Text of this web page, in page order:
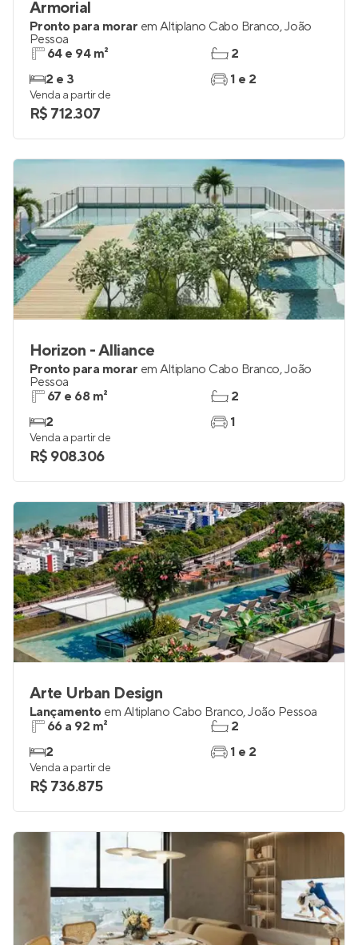
Armorial
Pronto para morar em Altiplano Cabo Branco,João
Pessoa
64 e 94 m²
2 e 3
2
1 e 2
Venda a partir de
R$ 712.307
Horizon - Alliance
Pronto para morar em Altiplano Cabo Branco,João
Pessoa
67 e 68 m²
2
2
1
Venda a partir de
R$ 908.306
Arte Urban Design
Lançamento em Altiplano Cabo Branco,João Pessoa
66 a 92 m²
2
2
1 e 2
Venda a partir de
R$ 736.875